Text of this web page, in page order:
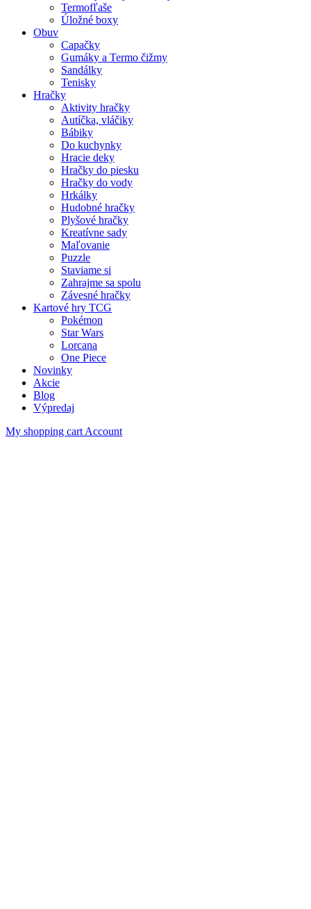
Termofľaše
Úložné boxy
Obuv
Capačky
Gumáky a Termo čižmy
Sandálky
Tenisky
Hračky
Aktivity hračky
Autíčka, vláčiky
Bábiky
Do kuchynky
Hracie deky
Hračky do piesku
Hračky do vody
Hrkálky
Hudobné hračky
Plyšové hračky
Kreatívne sady
Maľovanie
Puzzle
Staviame si
Zahrajme sa spolu
Závesné hračky
Kartové hry TCG
Pokémon
Star Wars
Lorcana
One Piece
Novinky
Akcie
Blog
Výpredaj
My shopping cart Account